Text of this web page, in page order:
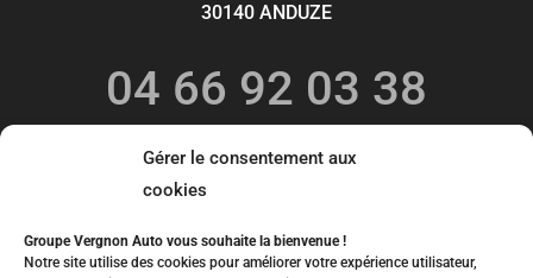
Gérer le consentement aux
cookies
Groupe Vergnon Auto vous souhaite la bienvenue !
Notre site utilise des cookies pour améliorer votre expérience utilisateur,
30140 ANDUZE
04 66 92 03 38
commercial.va3@groupe-vergnonauto.com
Horaires services commerciaux :
du lundi au vendredi de 8h30 à 12h et de 13h à 18h30